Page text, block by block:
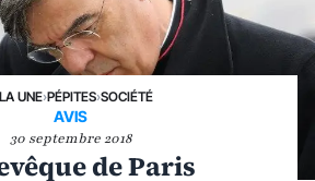
UNE›PÉPITES›SOCIÉTÉ
AVIS
30 septembre 2018
de Paris